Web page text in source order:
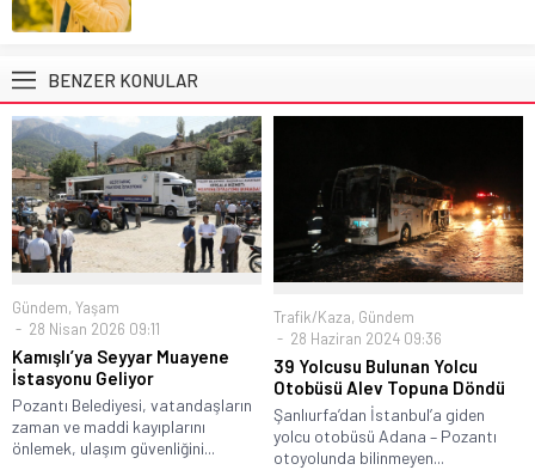
BENZER KONULAR
Gündem, Yaşam
28 Nisan 2026 09:11
Kamışlı’ya Seyyar Muayene
İstasyonu Geliyor
Pozantı Belediyesi, vatandaşların
zaman ve maddi kayıplarını
önlemek, ulaşım güvenliğini...
Trafik/Kaza, Gündem
28 Haziran 2024 09:36
39 Yolcusu Bulunan Yolcu
Otobüsü Alev Topuna Döndü
Şanlıurfa’dan İstanbul’a giden
yolcu otobüsü Adana – Pozantı
otoyolunda bilinmeyen...